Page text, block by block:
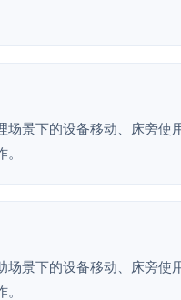
场景下的设备移动、床旁使
场景下的设备移动、床旁使